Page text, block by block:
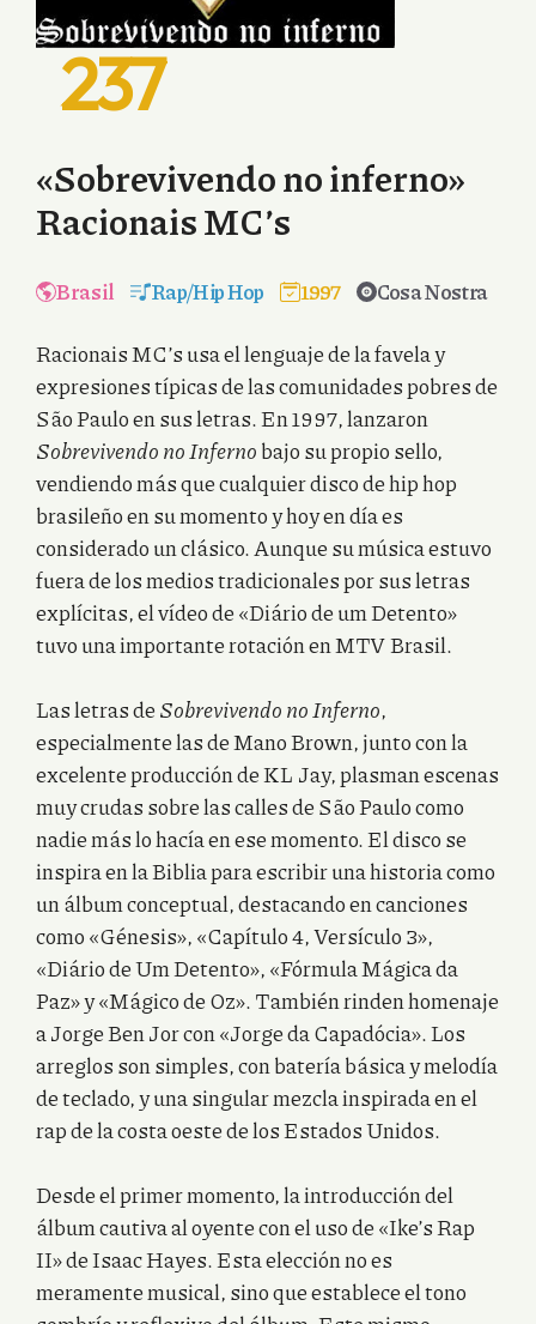
237
«Sobrevivendo no inferno»
Racionais MC’s
Brasil Rap/Hip Hop 1997 Cosa Nostra
Racionais MC’s usa el lenguaje de la favela y
expresiones típicas de las comunidades pobres de
São Paulo en sus letras. En 1997, lanzaron
Sobrevivendo no Infernobajo su propio sello,
vendiendo más que cualquier disco de hip hop
brasileño en su momento y hoy en día es
considerado un clásico. Aunque su música estuvo
fuera de los medios tradicionales por sus letras
explícitas, el vídeo de «Diário de um Detento»
tuvo una importante rotación en MTV Brasil.
Las letras deSobrevivendo no Inferno,
especialmente las de Mano Brown, junto con la
excelente producción de KL Jay, plasman escenas
muy crudas sobre las calles de São Paulo como
nadie más lo hacía en ese momento. El disco se
inspira en la Biblia para escribir una historia como
un álbum conceptual, destacando en canciones
como «Génesis», «Capítulo 4, Versículo 3»,
«Diário de Um Detento», «Fórmula Mágica da
Paz» y «Mágico de Oz». También rinden homenaje
a Jorge Ben Jor con «Jorge da Capadócia». Los
arreglos son simples, con batería básica y melodía
de teclado, y una singular mezcla inspirada en el
rap de la costa oeste de los Estados Unidos.
Desde el primer momento, la introducción del
álbum cautiva al oyente con el uso de «Ike’s Rap
II» de Isaac Hayes. Esta elección no es
meramente musical, sino que establece el tono